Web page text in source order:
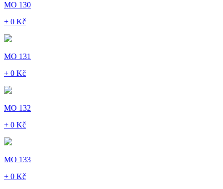
MO 130
+ 0 Kč
MO 131
+ 0 Kč
MO 132
+ 0 Kč
MO 133
+ 0 Kč